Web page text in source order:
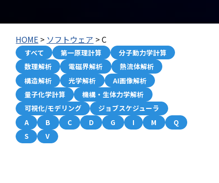
HOME > ソフトウェア >C
すべて 第一原理計算
分子動力学計算
数理解析
電磁界解析
熱流体解析
構造解析
光学解析
AI画像解析
量子化学計算
機構・生体力学解析
可視化/モデリング
ジョブスケジューラ
A
B C D G I M
Q
S
V